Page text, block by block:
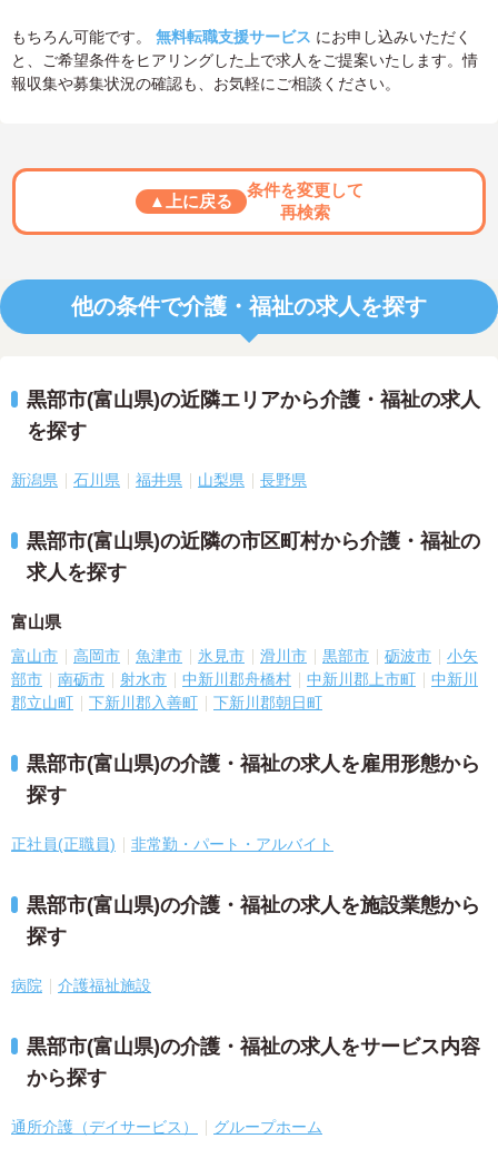
もちろん可能です。 無料転職支援サービス にお申し込みいただく
と、ご希望条件をヒアリングした上で求人をご提案いたします。情
報収集や募集状況の確認も、お気軽にご相談ください。
▲上に戻る
条件を変更して
再検索
他の条件で介護・福祉の求人を探す
黒部市(富山県)の近隣エリアから介護・福祉の求人
を探す
新潟県 石川県 福井県 山梨県 長野県
黒部市(富山県)の近隣の市区町村から介護・福祉の
求人を探す
富山県
富山市 高岡市 魚津市 氷見市 滑川市 黒部市 砺波市
小矢
部市
南砺市 射水市 中新川郡舟橋村 中新川郡上市町
中新川
郡立山町
下新川郡入善町 下新川郡朝日町
黒部市(富山県)の介護・福祉の求人を雇用形態から
探す
正社員(正職員) 非常勤・パート・アルバイト
黒部市(富山県)の介護・福祉の求人を施設業態から
探す
病院 介護福祉施設
黒部市(富山県)の介護・福祉の求人をサービス内容
から探す
通所介護（デイサービス） グループホーム